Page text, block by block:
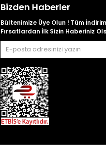
Bizden Haberler
Bültenimize Üye Olun ! Tüm
Fırsatlardan İlk Sizin Haberiniz